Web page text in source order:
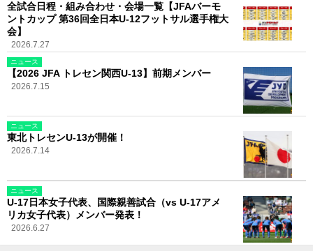
全試合日程・組み合わせ・会場一覧【JFAバーモ
ントカップ 第36回全日本U-12フットサル選手権大
会】
2026.7.27
ニュース
【2026 JFA トレセン関西U-13】前期メンバー
2026.7.15
ニュース
東北トレセンU-13が開催！
2026.7.14
ニュース
U-17日本女子代表、国際親善試合（vs U-17アメ
リカ女子代表）メンバー発表！
2026.6.27